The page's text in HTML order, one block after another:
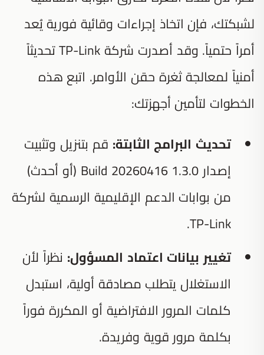
لشبكتك، فإن اتخاذ إجراءات وقائية فورية يُعد
أمراً حتمياً. وقد أصدرت شركة TP-Link تحديثاً
أمنياً لمعالجة ثغرة حقن الأوامر. اتبع هذه
الخطوات لتأمين أجهزتك:
تحديث البرامج الثابتة: قم بتنزيل وتثبيت
إصدار 1.3.0 Build 20260416 (أو أحدث)
من بوابات الدعم الإقليمية الرسمية لشركة
TP-Link.
تغيير بيانات اعتماد المسؤول: نظراً لأن
الاستغلال يتطلب مصادقة أولية، استبدل
كلمات المرور الافتراضية أو المكررة فوراً
بكلمة مرور قوية وفريدة.